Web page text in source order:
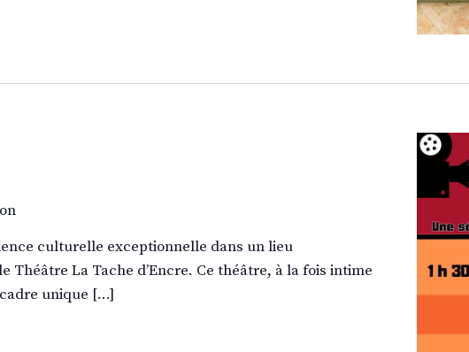
culturelle exceptionnelle dans un lieu
Théâtre La Tache d’Encre. Ce théâtre, à la fois intime
unique […]